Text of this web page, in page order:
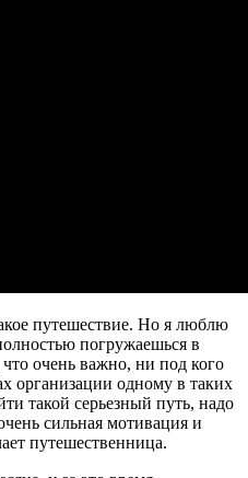
путешествие. Но я люблю
погружаешься в
очень важно, ни под кого
организации одному в таких
такой серьезный путь, надо
сильная мотивация и
путешественница.